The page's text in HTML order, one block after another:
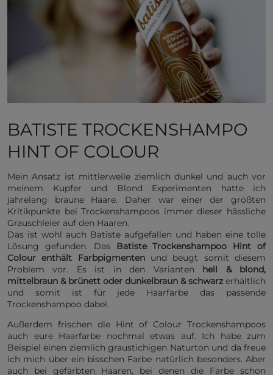
BATISTE TROCKENSHAMPO
HINT OF COLOUR
Mein Ansatz ist mittlerweile ziemlich dunkel und auch vor
meinem Kupfer und Blond Experimenten hatte ich
jahrelang braune Haare. Daher war einer der größten
Kritikpunkte bei Trockenshampoos immer dieser hässliche
Grauschleier auf den Haaren.
Das ist wohl auch Batiste aufgefallen und haben eine tolle
Lösung gefunden. Das Batiste Trockenshampoo Hint of
Colour enthält Farbpigmentenund beugt somit diesem
Problem vor. Es ist in den Varianten
hell & blond,
mittelbraun & brünett oder dunkelbraun & schwarz erhältlich
und somit ist für jede Haarfarbe das passende
Trockenshampoo dabei.
Außerdem frischen die Hint of Colour Trockenshampoos
auch eure Haarfarbe nochmal etwas auf. Ich habe zum
Beispiel einen ziemlich graustichigen Naturton und da freue
ich mich über ein bisschen Farbe natürlich besonders. Aber
auch bei gefärbten Haaren, bei denen die Farbe schon